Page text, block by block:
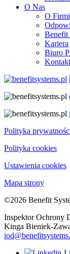
O Nas
O
Benefit
Kariera
Biuro
Kontakt
Polityka
Polityka cookies
Ustawienia cookies
Mapa strony
©2026 Benefit
Inspektor Ochrony
Kinga Bieniek-